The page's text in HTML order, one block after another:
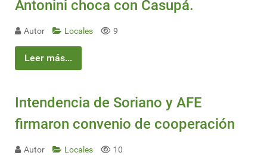
Antonini choca con Casupá.
Autor Locales 9
Leer más...
Intendencia de Soriano y AFE
firmaron convenio de cooperación
Autor Locales 10